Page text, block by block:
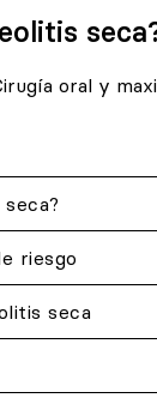
oral y
riesgo
seca